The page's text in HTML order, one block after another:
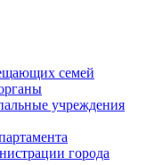
семей
учреждения
города